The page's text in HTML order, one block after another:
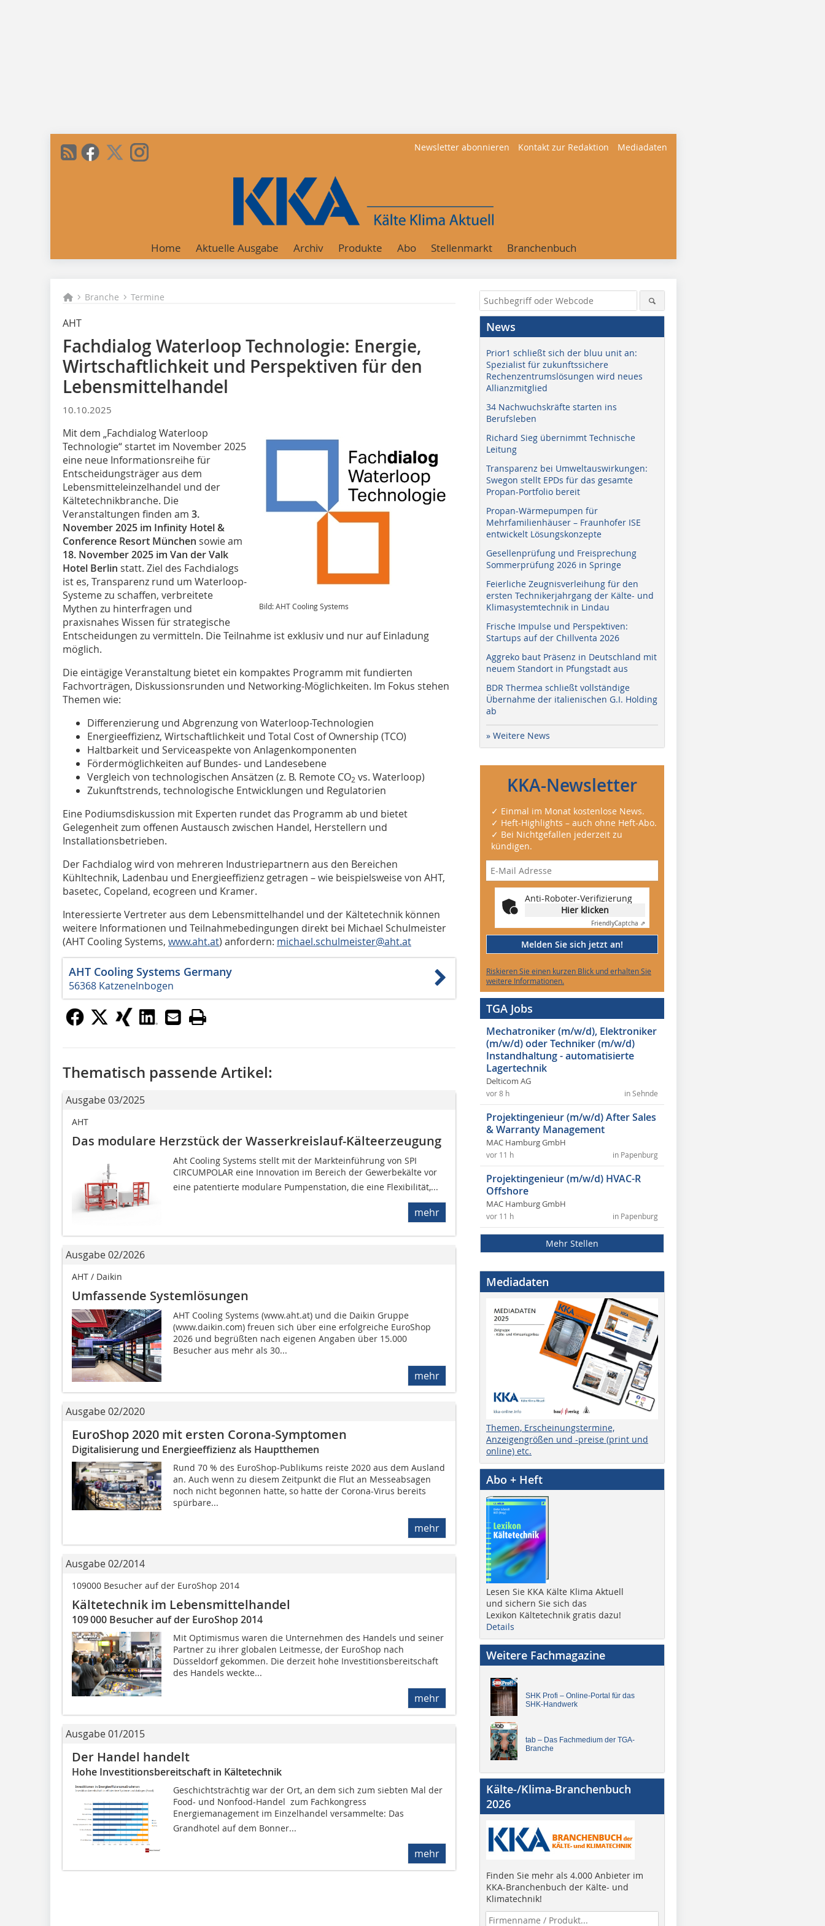
Newsletter abonnieren Kontakt zur Redaktion Mediadaten
Home Aktuelle Ausgabe Archiv Produkte Abo Stellenmarkt Branchenbuch
Branche Termine
AHT
Fachdialog Waterloop Technologie: Energie,
Wirtschaftlichkeit und Perspektiven für den
Lebensmittelhandel
10.10.2025
Bild: AHT Cooling Systems
Mit dem „Fachdialog Waterloop
Technologie“ startet im November 2025
eine neue Informationsreihe für
Entscheidungsträger aus dem
Lebensmitteleinzelhandel und der
Kältetechnikbranche. Die
Veranstaltungen finden am 3.
November 2025 im Infinity Hotel &
Conference Resort München sowie am
18. November 2025 im Van der Valk
Hotel Berlin statt. Ziel des Fachdialogs
ist es, Transparenz rund um Waterloop-
Systeme zu schaffen, verbreitete
Mythen zu hinterfragen und
praxisnahes Wissen für strategische
Entscheidungen zu vermitteln. Die Teilnahme ist exklusiv und nur auf Einladung
möglich.
Die eintägige Veranstaltung bietet ein kompaktes Programm mit fundierten
Fachvorträgen, Diskussionsrunden und Networking-Möglichkeiten. Im Fokus stehen
Themen wie:
Differenzierung und Abgrenzung von Waterloop-Technologien
Energieeffizienz, Wirtschaftlichkeit und Total Cost of Ownership (TCO)
Haltbarkeit und Serviceaspekte von Anlagenkomponenten
Fördermöglichkeiten auf Bundes- und Landesebene
Vergleich von technologischen Ansätzen (z. B. Remote CO2 vs. Waterloop)
Zukunftstrends, technologische Entwicklungen und Regulatorien
Eine Podiumsdiskussion mit Experten rundet das Programm ab und bietet
Gelegenheit zum offenen Austausch zwischen Handel, Herstellern und
Installationsbetrieben.
Der Fachdialog wird von mehreren Industriepartnern aus den Bereichen
Kühltechnik, Ladenbau und Energieeffizienz getragen – wie beispielsweise von AHT,
basetec, Copeland, ecogreen und Kramer.
Interessierte Vertreter aus dem Lebensmittelhandel und der Kältetechnik können
weitere Informationen und Teilnahmebedingungen direkt bei Michael Schulmeister
(AHT Cooling Systems, www.aht.at) anfordern: michael.schulmeister@aht.at
AHT Cooling Systems Germany
56368 Katzenelnbogen
Thematisch passende Artikel:
Ausgabe 03/2025
AHT
Das modulare Herzstück der Wasserkreislauf-Kälteerzeugung
Aht Cooling Systems stellt mit der Markteinführung von SPI
CIRCUMPOLAR eine Innovation im Bereich der Gewerbekälte vor 
eine patentierte modulare Pumpenstation, die eine Flexibilität,...
mehr
Ausgabe 02/2026
AHT / Daikin
Umfassende Systemlösungen
AHT Cooling Systems (www.aht.at) und die Daikin Gruppe
(www.daikin.com) freuen sich über eine erfolgreiche EuroShop
2026 und begrüßten nach eigenen Angaben über 15.000
Besucher aus mehr als 30...
mehr
Ausgabe 02/2020
EuroShop 2020 mit ersten Corona-Symptomen
Digitalisierung und Energieeffizienz als Hauptthemen
Rund 70 % des EuroShop-Publikums reiste 2020 aus dem Ausland
an. Auch wenn zu diesem Zeitpunkt die Flut an Messeabsagen
noch nicht begonnen hatte, so hatte der Corona-Virus bereits
spürbare...
mehr
Ausgabe 02/2014
109000 Besucher auf der EuroShop 2014
Kältetechnik im Lebensmittelhandel
109 000 Besucher auf der EuroShop 2014
Mit Optimismus waren die Unternehmen des Handels und seiner
Partner zu ihrer globalen Leitmesse, der EuroShop nach
Düsseldorf gekommen. Die derzeit hohe Investitionsbereitschaft
des Handels weckte...
mehr
Ausgabe 01/2015
Der Handel handelt
Hohe Investitionsbereitschaft in Kältetechnik
Geschichtsträchtig war der Ort, an dem sich zum siebten Mal der
Food- und Nonfood-Handel zum Fachkongress
Energiemanagement im Einzelhandel versammelte: Das
Grandhotel auf dem Bonner...
mehr
News
Prior1 schließt sich der bluu unit an:
Spezialist für zukunftssichere
Rechenzentrumslösungen wird neues
Allianzmitglied
34 Nachwuchskräfte starten ins
Berufsleben
Richard Sieg übernimmt Technische
Leitung
Transparenz bei Umweltauswirkungen:
Swegon stellt EPDs für das gesamte
Propan-Portfolio bereit
Propan-Wärmepumpen für
Mehrfamilienhäuser – Fraunhofer ISE
entwickelt Lösungskonzepte
Gesellenprüfung und Freisprechung
Sommerprüfung 2026 in Springe
Feierliche Zeugnisverleihung für den
ersten Technikerjahrgang der Kälte- und
Klimasystemtechnik in Lindau
Frische Impulse und Perspektiven:
Startups auf der Chillventa 2026
Aggreko baut Präsenz in Deutschland mit
neuem Standort in Pfungstadt aus
BDR Thermea schließt vollständige
Übernahme der italienischen G.I. Holding
ab
» Weitere News
KKA-Newsletter
✓ Einmal im Monat kostenlose News.
✓ Heft-Highlights – auch ohne Heft-Abo.
✓ Bei Nichtgefallen jederzeit zu
kündigen.
Anti-Roboter-Verifizierung
Hier klicken
FriendlyCaptcha ⇗
Melden Sie sich jetzt an!
Riskieren Sie einen kurzen Blick und erhalten Sie
weitere Informationen.
TGA Jobs
Mechatroniker (m/w/d), Elektroniker
(m/w/d) oder Techniker (m/w/d)
Instandhaltung - automatisierte
Lagertechnik
Delticom AG
in Sehnde
vor 8 h
Projektingenieur (m/w/d) After Sales
& Warranty Management
MAC Hamburg GmbH
in Papenburg
vor 11 h
Projektingenieur (m/w/d) HVAC-R
Offshore
MAC Hamburg GmbH
in Papenburg
vor 11 h
Mehr Stellen
Mediadaten
Themen, Erscheinungstermine,
Anzeigengrößen und -preise (print und
online) etc.
Abo + Heft
Lesen Sie KKA Kälte Klima Aktuell
und sichern Sie sich das
Lexikon Kältetechnik gratis dazu!
Details
Weitere Fachmagazine
SHK Profi – Online-Portal für das
SHK-Handwerk
tab – Das Fachmedium der TGA-
Branche
Kälte-/Klima-Branchenbuch
2026
Finden Sie mehr als 4.000 Anbieter im
KKA-Branchenbuch der Kälte- und
Klimatechnik!